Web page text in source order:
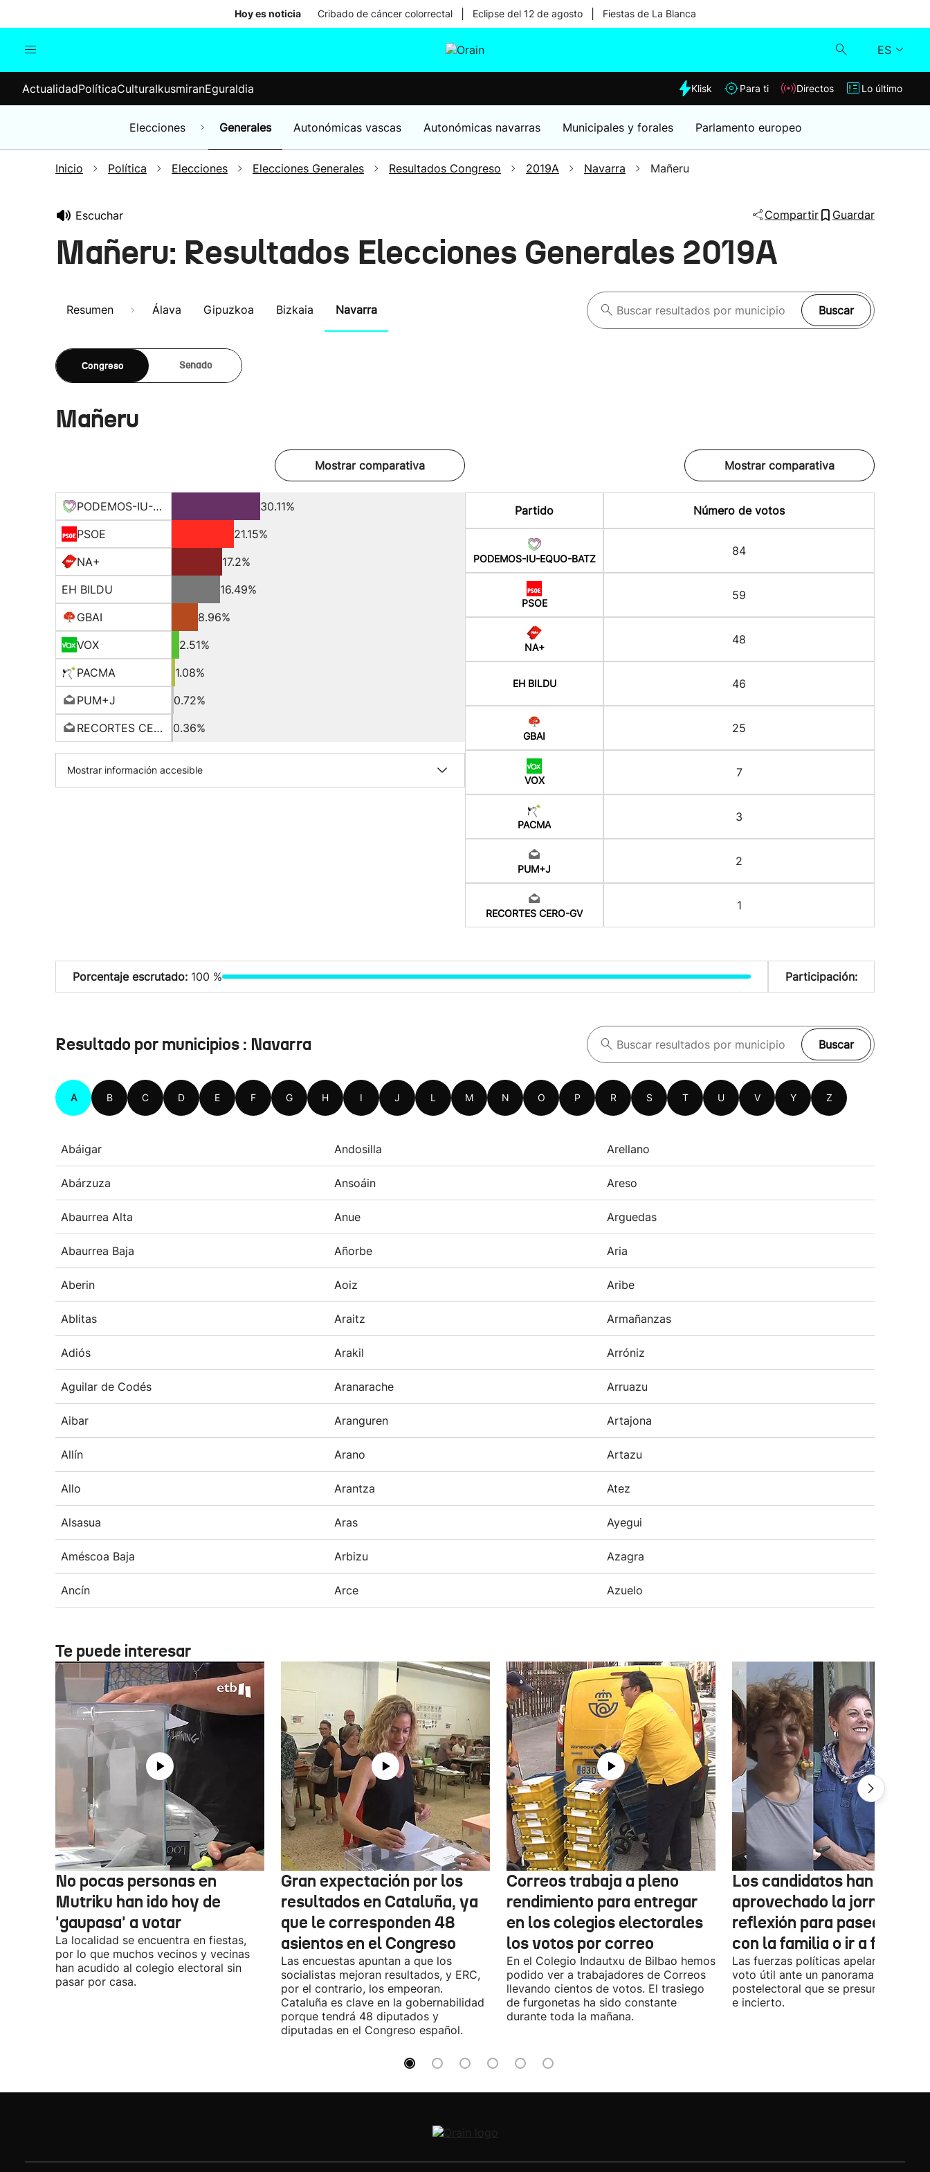
Hoy es noticia Cribado de cáncer colorrectal Eclipse del 12 de agosto Fiestas de La Blanca
ES
Elecciones
Klisk
Lo último
ActualidadPolíticaCulturaIkusmiranEguraldia Klisk Para ti Directos Lo último
Elecciones Generales Autonómicas vascas Autonómicas navarras Municipales y forales Parlamento europeo
Inicio Política Elecciones Elecciones Generales Resultados Congreso 2019A Navarra Mañeru
Escuchar Compartir Guardar
Mañeru: Resultados Elecciones Generales 2019A
Resumen Álava Gipuzkoa Bizkaia Navarra Buscar
Congreso Senado
Mañeru
Mostrar comparativa
PODEMOS-IU-EQUO-BATZ
30.11%
PSOE
21.15%
NA+
17.2%
EH BILDU
16.49%
GBAI
8.96%
VOX
2.51%
PACMA
1.08%
PUM+J
0.72%
RECORTES CERO-GV
0.36%
Mostrar información accesible
Mostrar comparativa
Partido Número de votos
PODEMOS-IU-EQUO-BATZ
84
PSOE
59
NA+
48
EH BILDU 46
GBAI
25
VOX
7
PACMA
3
PUM+J
2
RECORTES CERO-GV
1
Porcentaje escrutado: 100 % Participación:
Resultado por municipios : Navarra Buscar
A B C D E F G H I J L M N O P R S T U V Y Z
Abáigar Andosilla Arellano
Abárzuza Ansoáin Areso
Abaurrea Alta Anue Arguedas
Abaurrea Baja Añorbe Aria
Aberin Aoiz Aribe
Ablitas Araitz Armañanzas
Adiós Arakil Arróniz
Aguilar de Codés Aranarache Arruazu
Aibar Aranguren Artajona
Allín Arano Artazu
Allo Arantza Atez
Alsasua Aras Ayegui
Améscoa Baja Arbizu Azagra
Ancín Arce Azuelo
Te puede interesar
No pocas personas en
Mutriku han ido hoy de
'gaupasa' a votar
La localidad se encuentra en fiestas,
por lo que muchos vecinos y vecinas
han acudido al colegio electoral sin
pasar por casa.
Gran expectación por los
resultados en Cataluña, ya
que le corresponden 48
asientos en el Congreso
Las encuestas apuntan a que los
socialistas mejoran resultados, y ERC,
por el contrario, los empeoran.
Cataluña es clave en la gobernabilidad
porque tendrá 48 diputados y
diputadas en el Congreso español.
Correos trabaja a pleno
rendimiento para entregar
en los colegios electorales
los votos por correo
En el Colegio Indautxu de Bilbao hemos
podido ver a trabajadores de Correos
llevando cientos de votos. El trasiego
de furgonetas ha sido constante
durante toda la mañana.
Los candidatos han
aprovechado la jornada de
reflexión para pasear,
con la familia o ir a fiestas
Las fuerzas políticas apelaron ayer al
voto útil ante un panorama
postelectoral que se presume
e incierto.